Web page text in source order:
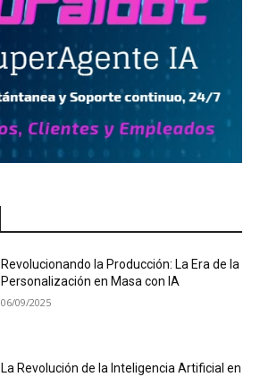
Revolucionando la Producción: La Era de la
Personalización en Masa con IA
06/09/2025
La Revolución de la Inteligencia Artificial en